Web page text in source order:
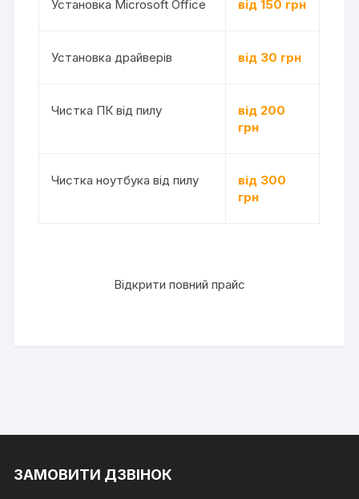
Установка Microsoft Office від 150 грн
Установка драйверів від 30 грн
Чистка ПК від пилу
від 200
грн
Чистка ноутбука від пилу
від 300
грн
Відкрити повний прайс
ЗАМОВИТИ ДЗВІНОК